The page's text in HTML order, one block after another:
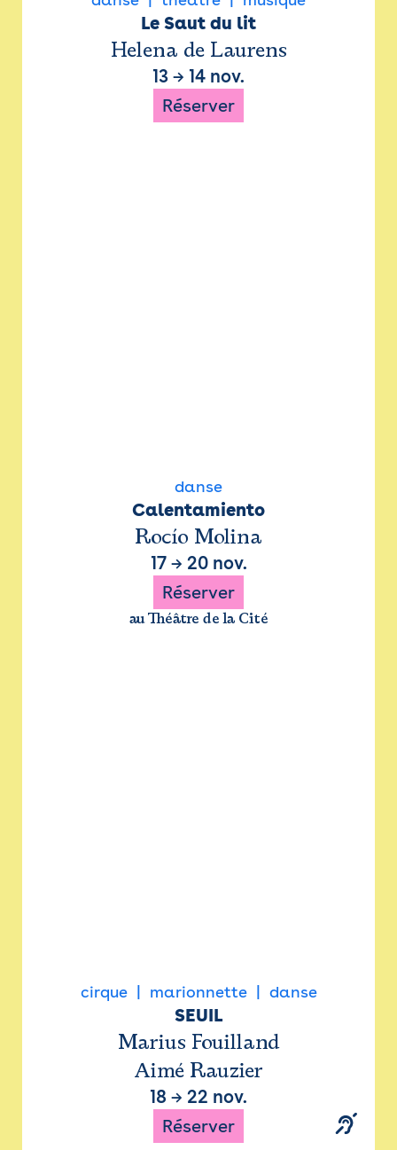
Le Saut du lit
Helena de Laurens
13 → 14 nov.
Réserver
danse
Calentamiento
Rocío Molina
17→ 20 nov.
Réserver
au Théâtre de la Cité
cirque marionnette danse
SEUIL
Marius Fouilland
Aimé Rauzier
18 → 22 nov.
Réserver